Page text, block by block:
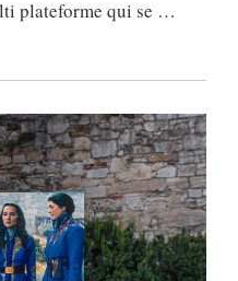
plateforme qui se …